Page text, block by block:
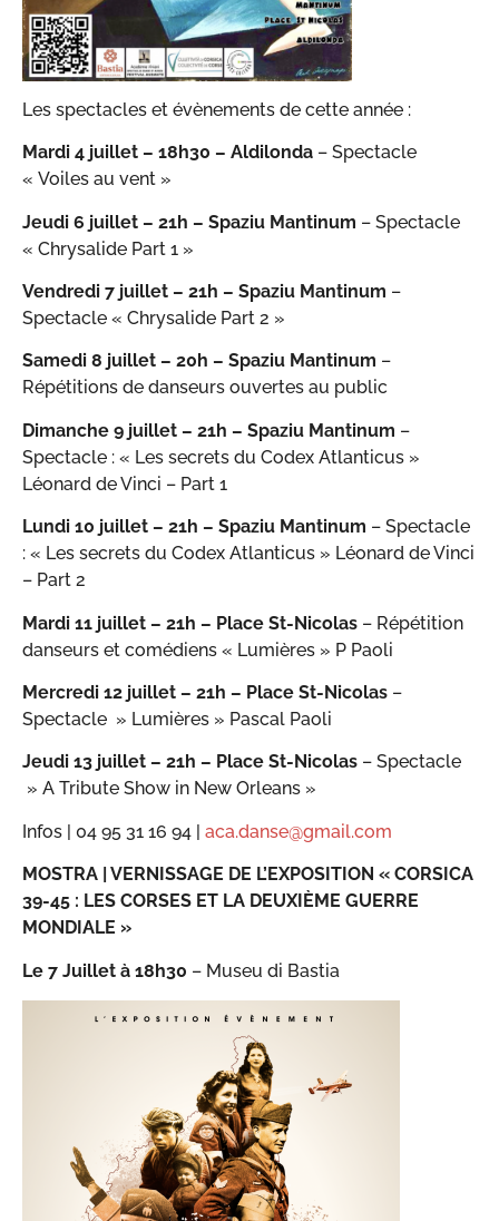
Les spectacles et évènements de cette année :
Mardi 4 juillet – 18h30 – Aldilonda – Spectacle
« Voiles au vent »
Jeudi 6 juillet – 21h – Spaziu Mantinum – Spectacle
« Chrysalide Part 1 »
Vendredi 7 juillet – 21h – Spaziu Mantinum –
Spectacle « Chrysalide Part 2 »
Samedi 8 juillet – 20h – Spaziu Mantinum –
Répétitions de danseurs ouvertes au public
Dimanche 9 juillet – 21h – Spaziu Mantinum –
Spectacle : « Les secrets du Codex Atlanticus »
Léonard de Vinci – Part 1
Lundi 10 juillet – 21h – Spaziu Mantinum – Spectacle
: « Les secrets du Codex Atlanticus » Léonard de Vinci
– Part 2
Mardi 11 juillet – 21h – Place St-Nicolas – Répétition
danseurs et comédiens « Lumières » P Paoli
Mercredi 12 juillet – 21h – Place St-Nicolas –
Spectacle » Lumières » Pascal Paoli
Jeudi 13 juillet – 21h – Place St-Nicolas – Spectacle
» A Tribute Show in New Orleans »
Infos | 04 95 31 16 94 | aca.danse@gmail.com
MOSTRA | VERNISSAGE DE L’EXPOSITION « CORSICA
39-45 : LES CORSES ET LA DEUXIÈME GUERRE
MONDIALE »
Le 7 Juillet à 18h30 – Museu di Bastia